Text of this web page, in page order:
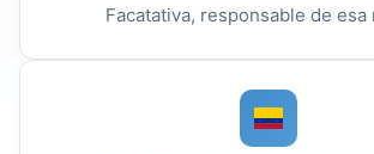
Facatativa, responsable de esa